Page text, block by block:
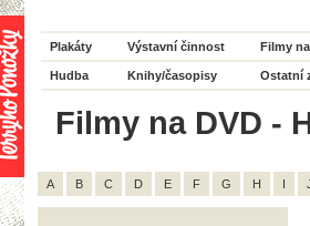
Plakáty Výstavní činnost Filmy
Hudba Knihy/časopisy Ostatní
Filmy na DVD -
A B C D E F G H I